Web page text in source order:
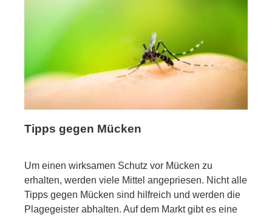
Tipps gegen Mücken
Um einen wirksamen Schutz vor Mücken zu
erhalten, werden viele Mittel angepriesen. Nicht alle
Tipps gegen Mücken sind hilfreich und werden die
Plagegeister abhalten. Auf dem Markt gibt es eine